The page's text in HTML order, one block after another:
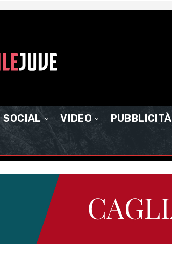
SOCIAL VIDEO
PUBBLICITÀ